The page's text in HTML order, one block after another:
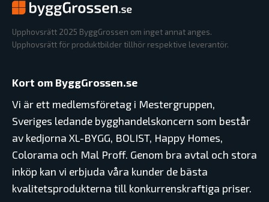
Upphovsrätt 2025 ByggGrossen om inget annat anges.
Upphovsrätt för produktbilder tillhör respektive leverantör.
Kort om ByggGrossen.se
Vi är ett medlemsföretag i Mestergruppen,
Sveriges ledande bygghandelskoncern som består
av kedjorna XL-BYGG, BOLIST, Happy Homes,
Colorama och Mal Proff. Genom bra avtal och stora
inköp kan vi erbjuda våra kunder de bästa
kvalitetsprodukterna till konkurrenskraftiga priser.